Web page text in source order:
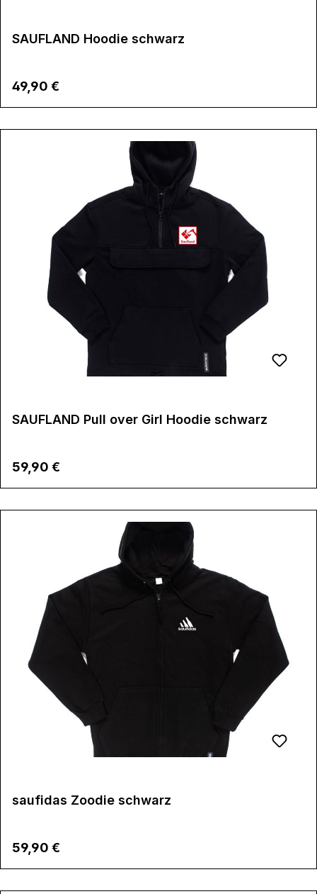
SAUFLAND Hoodie schwarz
Regulärer Preis:
49,90 €
SAUFLAND Pull over Girl Hoodie schwarz
Regulärer Preis:
59,90 €
saufidas Zoodie schwarz
Regulärer Preis:
59,90 €